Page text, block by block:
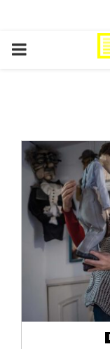
PRIMARY